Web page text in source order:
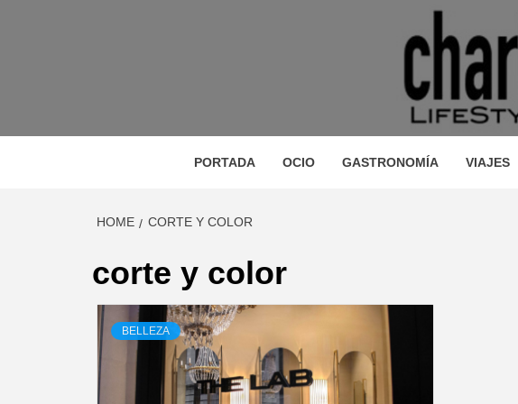
MAGAZINE DE GASTRONOMÍA, BELLEZA, OCIO, VIAJES,
PORTADA OCIO GASTRONOMÍA VIAJES
HOME CORTE Y COLOR
corte y color
BELLEZA